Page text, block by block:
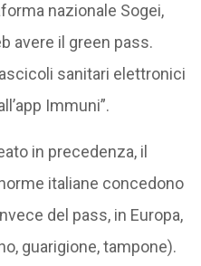
nazionale Sogei,
avere il green pass.
sanitari elettronici
Immuni”.
in precedenza, il
italiane concedono
del pass, in Europa,
guarigione, tampone).